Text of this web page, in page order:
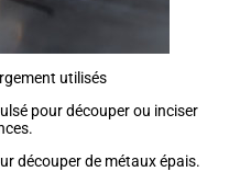
utilisés
pour découper ou inciser
découper de métaux épais.